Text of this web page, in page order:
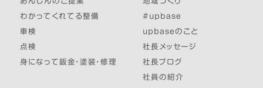
わかってくれてる整備
車検
点検
身になって鈑金・塗装・修理
#upbase
upbaseのこと
社長メッセージ
社長ブログ
社員の紹介